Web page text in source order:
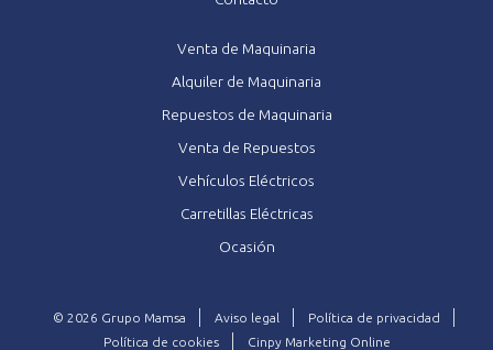
Venta de Maquinaria
Alquiler de Maquinaria
Repuestos de Maquinaria
Venta de Repuestos
Vehículos Eléctricos
Carretillas Eléctricas
Ocasión
© 2026 Grupo Mamsa Aviso legal
Política de privacidad
Política de cookies
Cinpy Marketing Online